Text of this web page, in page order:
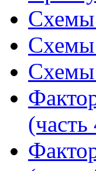
Схемы
Схемы
Схемы
(часть